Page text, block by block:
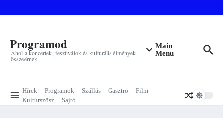
Programod
Ahol a koncertek, fesztiválok és kulturális élmények
összeérnek.
Main
Menu
Hírek Programok Szállás Gasztro
Film
Kultúrszösz
Sajtó